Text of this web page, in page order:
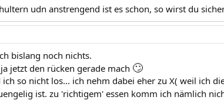
udn anstrengend ist es schon, so wirst du
bislang noch nichts.
jetzt den rücken gerade mach 🙄
so nicht los... ich nehm dabei eher zu X( weil ich
ist. zu 'richtigem' essen komm ich nämlich